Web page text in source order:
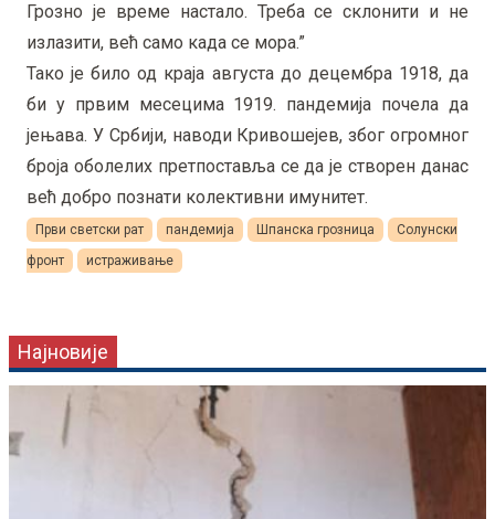
Грозно је време настало. Треба се склонити и не
излазити, већ само када се мора.”
Тако је било од краја августа до децембра 1918, да
би у првим месецима 1919. пандемија почела да
јењава. У Србији, наводи Кривошејев, због огромног
броја оболелих претпоставља се да је створен данас
већ добро познати колективни имунитет.
Први светски рат пандемија Шпанска грозница
Солунски
фронт
истраживање
Најновије